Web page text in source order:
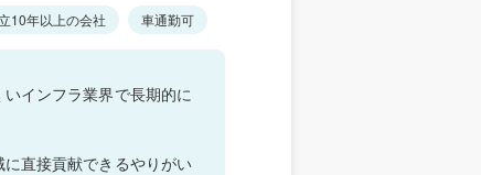
10年以上の会社 車通勤可
インフラ業界で長期的に
直接貢献できるやりがい